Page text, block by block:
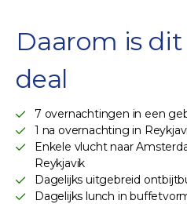
Daarom is
deal
7 overnachtingen in een
1 na overnachting in
Enkele vlucht naar
Reykjavik
Dagelijks uitgebreid
Dagelijks lunch in